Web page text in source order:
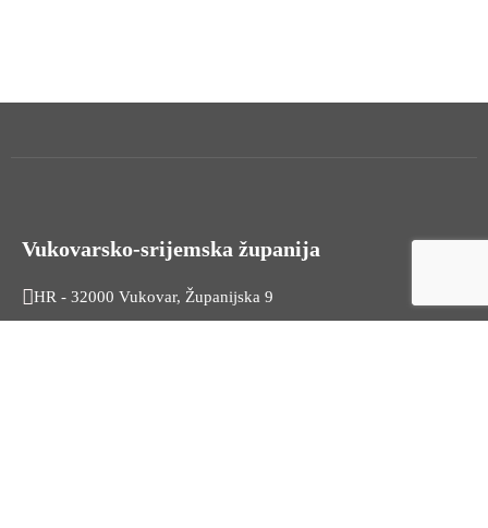
Vukovarsko-srijemska županija
HR - 32000 Vukovar, Županijska 9